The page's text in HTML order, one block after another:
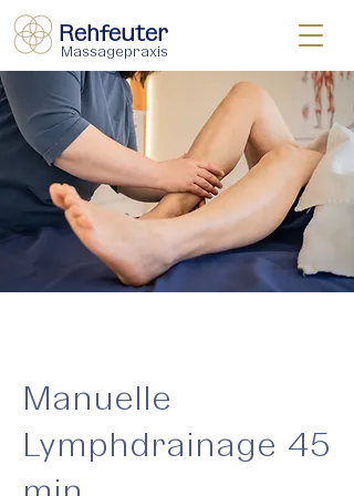
Rehfeuter
Massagepraxis
Manuelle
Lymphdrainage 45